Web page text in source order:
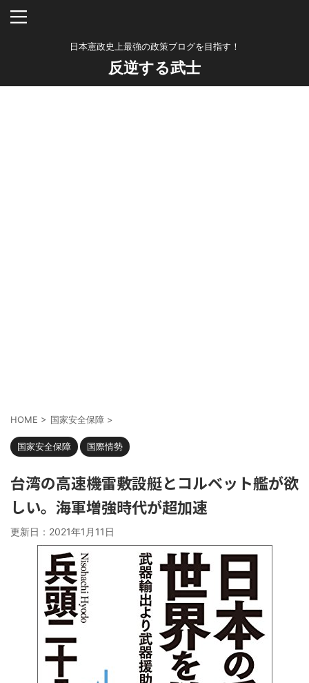
日本憲政史上最強の政策ブログを目指す！
反逆する武士
HOME > 国家安全保障 >
国家安全保障 国際情勢
台湾の高速機雷敷設艇とコルベット艦が欲
しい。海軍増強時代が超加速
更新日： 2021年1月11日